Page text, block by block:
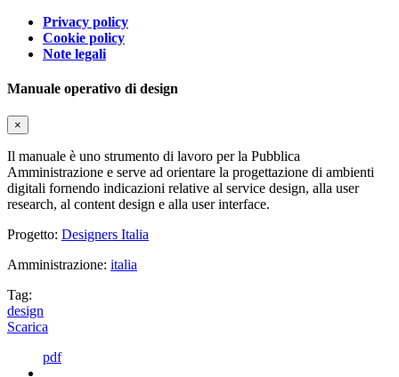
Privacy policy
Cookie policy
Note legali
Manuale operativo di design
×
Il manuale è uno strumento di lavoro per la Pubblica
Amministrazione e serve ad orientare la progettazione di ambienti
digitali fornendo indicazioni relative al service design, alla user
research, al content design e alla user interface.
Progetto: Designers Italia
Amministrazione: italia
Tag:
design
Scarica
pdf